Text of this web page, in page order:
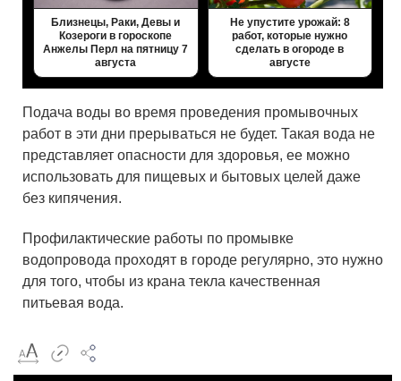
Близнецы, Раки, Девы и
Козероги в гороскопе
Анжелы Перл на пятницу 7
августа
Не упустите урожай: 8
работ, которые нужно
сделать в огороде в
августе
Подача воды во время проведения промывочных
работ в эти дни прерываться не будет. Такая вода не
представляет опасности для здоровья, ее можно
использовать для пищевых и бытовых целей даже
без кипячения.
Профилактические работы по промывке
водопровода проходят в городе регулярно, это нужно
для того, чтобы из крана текла качественная
питьевая вода.